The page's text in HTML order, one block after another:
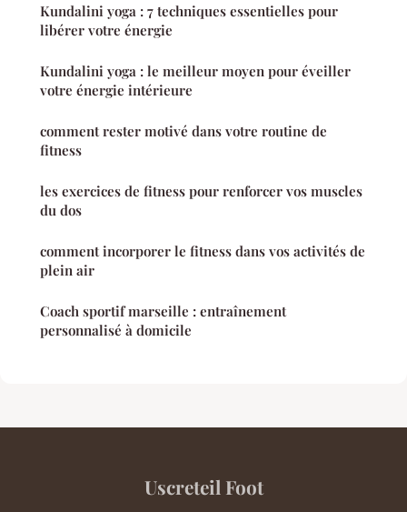
Kundalini yoga : 7 techniques essentielles pour
libérer votre énergie
Kundalini yoga : le meilleur moyen pour éveiller
votre énergie intérieure
comment rester motivé dans votre routine de
fitness
les exercices de fitness pour renforcer vos muscles
du dos
comment incorporer le fitness dans vos activités de
plein air
Coach sportif marseille : entraînement
personnalisé à domicile
Uscreteil Foot